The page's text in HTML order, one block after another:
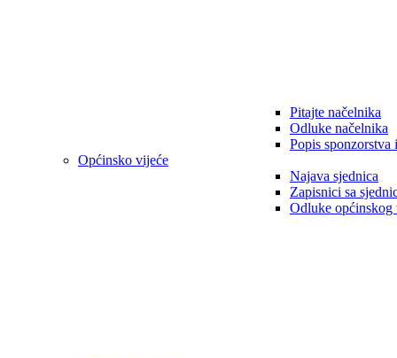
Pitajte načelnika
Odluke načelnika
Popis sponzorstva
Općinsko vijeće
Najava sjednica
Zapisnici sa
Odluke općinskog